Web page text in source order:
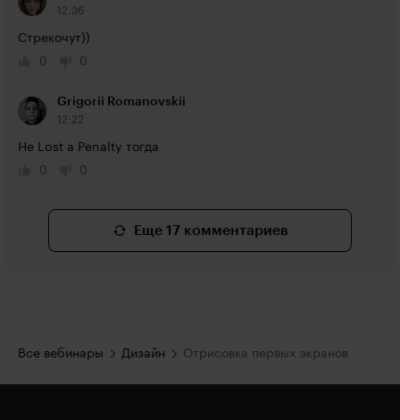
12:36
Стрекочут))
0
0
Grigorii Romanovskii
12:22
Не Lost а Penalty тогда
0
0
Еще 17 комментариев
Все вебинары Дизайн Отрисовка первых экранов